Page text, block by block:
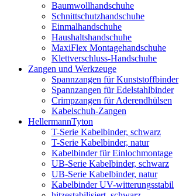
Baumwollhandschuhe
Schnittschutzhandschuhe
Einmalhandschuhe
Haushaltshandschuhe
MaxiFlex Montagehandschuhe
Klettverschluss-Handschuhe
Zangen und Werkzeuge
Spannzangen für Kunststoffbinder
Spannzangen für Edelstahlbinder
Crimpzangen für Aderendhülsen
Kabelschuh-Zangen
HellermannTyton
T-Serie Kabelbinder, schwarz
T-Serie Kabelbinder, natur
Kabelbinder für Einlochmontage
UB-Serie Kabelbinder, schwarz
UB-Serie Kabelbinder, natur
Kabelbinder UV-witterungsstabil